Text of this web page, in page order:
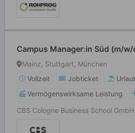
Campus Manager:in Süd (m/w/
Mainz, Stuttgart, München
Vollzeit
Jobticket
Vermögenswirksame Leistung
CBS Cologne Business School GmbH